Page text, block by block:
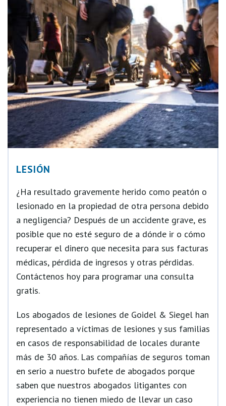
LESIÓN
¿Ha resultado gravemente herido como peatón o
lesionado en la propiedad de otra persona debido
a negligencia? Después de un accidente grave, es
posible que no esté seguro de a dónde ir o cómo
recuperar el dinero que necesita para sus facturas
médicas, pérdida de ingresos y otras pérdidas.
Contáctenos hoy para programar una consulta
gratis.
Los abogados de lesiones de Goidel & Siegel han
representado a víctimas de lesiones y sus familias
en casos de responsabilidad de locales durante
más de 30 años. Las compañías de seguros toman
en serio a nuestro bufete de abogados porque
saben que nuestros abogados litigantes con
experiencia no tienen miedo de llevar un caso